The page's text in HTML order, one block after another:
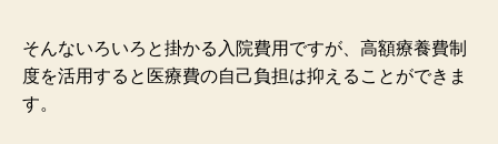
そんないろいろと掛かる入院費用ですが、高額療養費制
度を活用すると医療費の自己負担は抑えることができま
す。